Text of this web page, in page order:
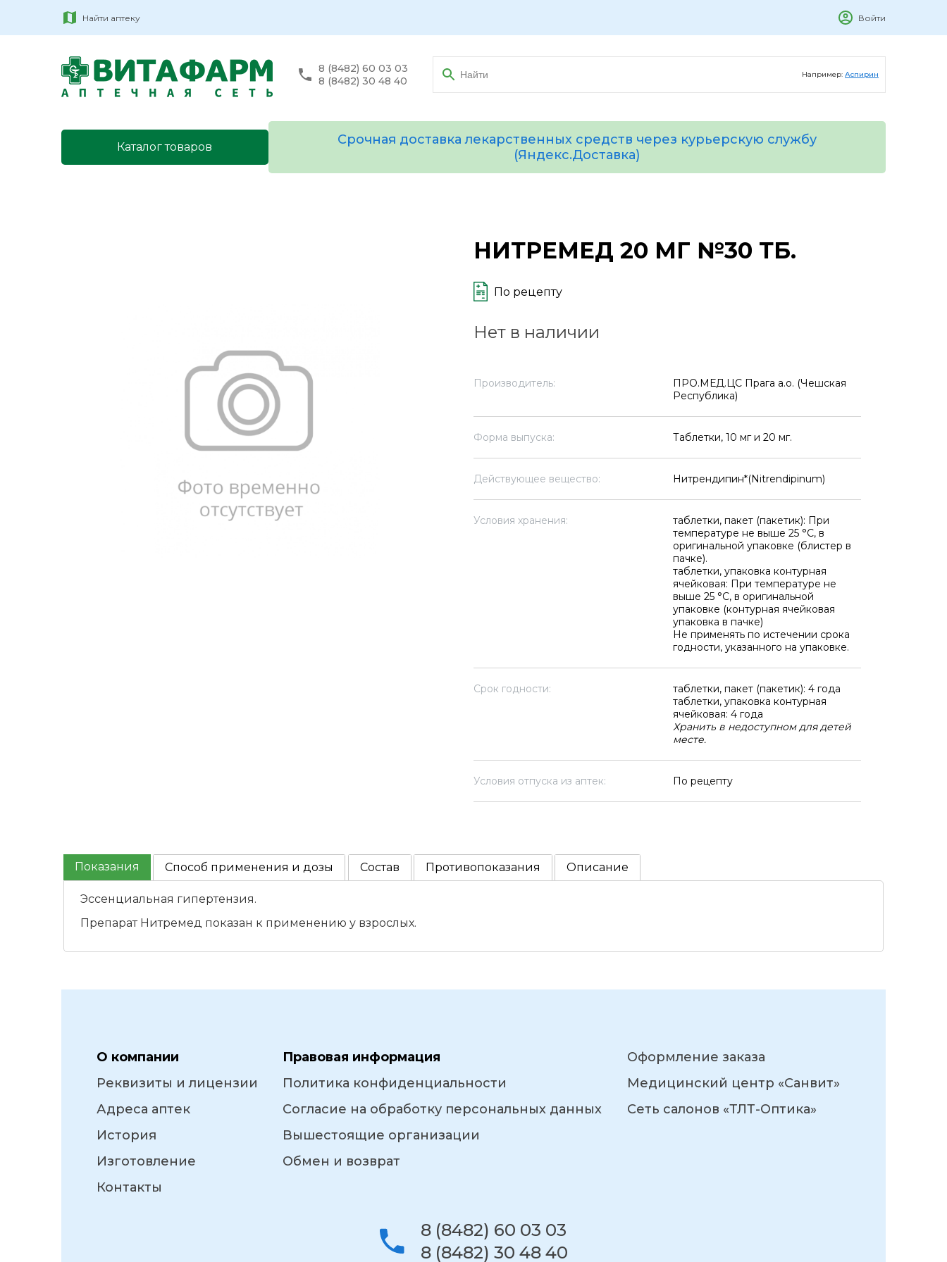
Найти аптеку Войти
8 (8482) 60 03 03
8 (8482) 30 48 40
Например: Аспирин
Каталог товаров
Срочная доставка лекарственных средств через курьерскую службу
(Яндекс.Доставка)
НИТРЕМЕД 20 МГ №30 ТБ.
По рецепту
Нет в наличии
Производитель:
ПРО.МЕД.ЦС Прага а.о. (Чешская
Республика)
Форма выпуска: Таблетки, 10 мг и 20 мг.
Действующее вещество: Нитрендипин*(Nitrendipinum)
Условия хранения:
таблетки, пакет (пакетик): При
температуре не выше 25 °C, в
оригинальной упаковке (блистер в
пачке).
таблетки, упаковка контурная
ячейковая: При температуре не
выше 25 °C, в оригинальной
упаковке (контурная ячейковая
упаковка в пачке)
Не применять по истечении срока
годности, указанного на упаковке.
Срок годности:
таблетки, пакет (пакетик): 4 года
таблетки, упаковка контурная
ячейковая: 4 года
Хранить в недоступном для детей
месте.
Условия отпуска из аптек: По рецепту
Показания Способ применения и дозы Состав Противопоказания Описание
Эссенциальная гипертензия.
Препарат Нитремед показан к применению у взрослых.
О компании
Реквизиты и лицензии
Адреса аптек
История
Изготовление
Контакты
Правовая информация
Политика конфиденциальности
Согласие на обработку персональных данных
Вышестоящие организации
Обмен и возврат
Оформление заказа
Медицинский центр «Санвит»
Сеть салонов «ТЛТ-Оптика»
8 (8482) 60 03 03
8 (8482) 30 48 40